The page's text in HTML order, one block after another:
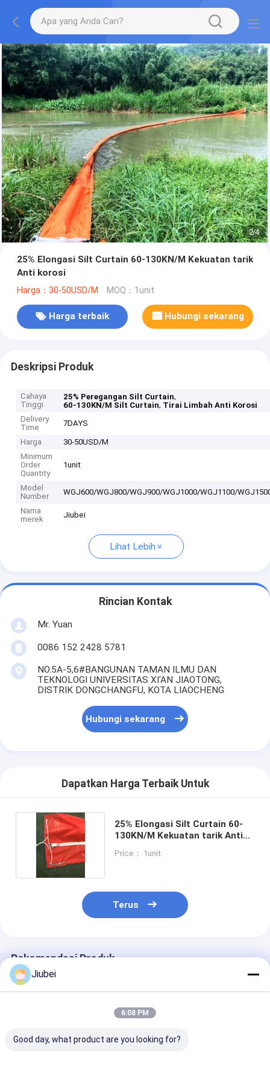
2/4
25% Elongasi Silt Curtain 60-130KN/M Kekuatan tarik
Anti korosi
Harga：30-50USD/M MOQ：1unit
Harga terbaik Hubungi sekarang
Deskripsi Produk
Cahaya
Tinggi
25% Peregangan Silt Curtain,
60-130KN/M Silt Curtain, Tirai Limbah Anti Korosi
Delivery
Time
7DAYS
Harga
30-50USD/M
Minimum
Order
Quantity
1unit
Model
Number
WGJ600/WGJ800/WGJ900/WGJ1000/WGJ1100/
Nama
merek
Jiubei
Lihat Lebih
Rincian Kontak
Mr. Yuan
0086 152 2428 5781
NO.5A-5,6#BANGUNAN TAMAN ILMU DAN
TEKNOLOGI UNIVERSITAS XI'AN JIAOTONG,
DISTRIK DONGCHANGFU, KOTA LIAOCHENG
Hubungi sekarang
Dapatkan Harga Terbaik Untuk
25% Elongasi Silt Curtain 60-
130KN/M Kekuatan tarik Anti
Price： 1unit
Terus
Rekomendasi Produk
Jiubei
6:08 PM
Good day, what product are you looking for?